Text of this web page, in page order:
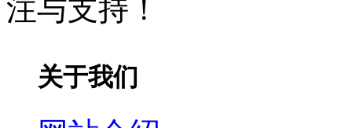
注与支持！
关于我们